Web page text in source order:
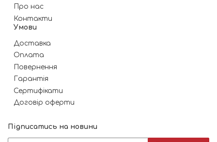
Про нас
Контакти
Умови
Доставка
Оплата
Повернення
Гарантія
Сертифікати
Договір оферти
Підписатись на новини